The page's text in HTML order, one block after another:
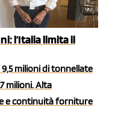
l’Italia limita il
milioni di tonnellate
milioni. Alta
e continuità forniture